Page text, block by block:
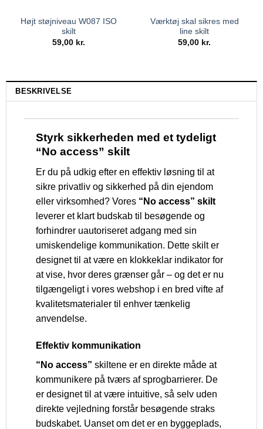
Højt støjniveau W087 ISO
skilt
59,00 kr.
Værktøj skal sikres med
line skilt
59,00 kr.
BESKRIVELSE
Styrk sikkerheden med et tydeligt
“No access” skilt
Er du på udkig efter en effektiv løsning til at
sikre privatliv og sikkerhed på din ejendom
eller virksomhed? Vores “No access” skilt
leverer et klart budskab til besøgende og
forhindrer uautoriseret adgang med sin
umiskendelige kommunikation. Dette skilt er
designet til at være en klokkeklar indikator for
at vise, hvor deres grænser går – og det er nu
tilgængeligt i vores webshop i en bred vifte af
kvalitetsmaterialer til enhver tænkelig
anvendelse.
Effektiv kommunikation
“No access” skiltene er en direkte måde at
kommunikere på tværs af sprogbarrierer. De
er designet til at være intuitive, så selv uden
direkte vejledning forstår besøgende straks
budskabet. Uanset om det er en byggeplads,